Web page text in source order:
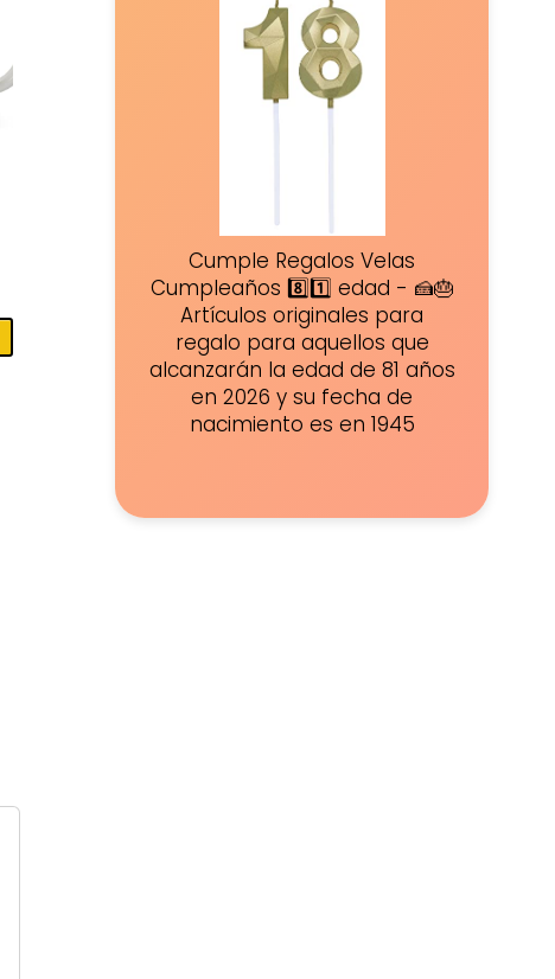
Cumple Regalos Velas
Cumpleaños 8️⃣1️⃣ edad - 🍰🎂
Artículos originales para
regalo para aquellos que
alcanzarán la edad de 81 años
en 2026 y su fecha de
nacimiento es en 1945